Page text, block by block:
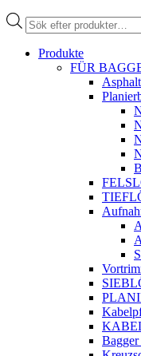
Products
search
Produkte
FÜR
Bagger